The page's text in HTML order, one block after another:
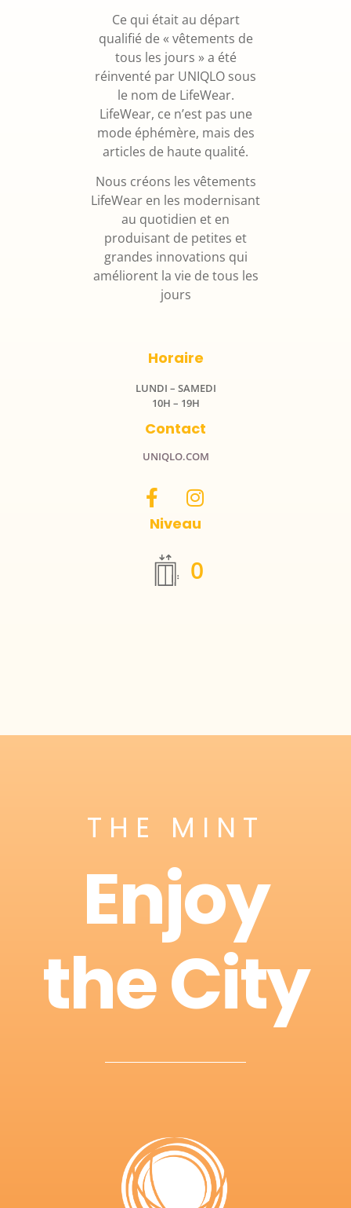
Ce qui était au départ
qualifié de « vêtements de
tous les jours » a été
réinventé par UNIQLO sous
le nom de LifeWear.
LifeWear, ce n’est pas une
mode éphémère, mais des
articles de haute qualité.
Nous créons les vêtements
LifeWear en les modernisant
au quotidien et en
produisant de petites et
grandes innovations qui
améliorent la vie de tous les
jours
Horaire
LUNDI – SAMEDI
10H – 19H
Contact
UNIQLO.COM
Niveau
0
THE MINT
Enjoy
the City